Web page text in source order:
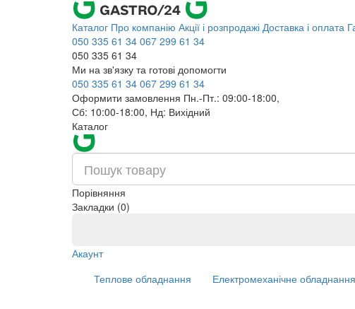
Каталог Про компанію Акції і розпродажі Доставка і оплата
050 335 61 34 067 299 61 34
050 335 61 34
Ми на зв'язку та готові допомогти
050 335 61 34 067 299 61 34
Оформити замовлення Пн.-Пт.: 09:00-18:00,
Сб: 10:00-18:00, Нд: Вихідний
Каталог
Порівняння
Закладки (0)
Акаунт
Теплове обладнання
Електромеханічне обладнання